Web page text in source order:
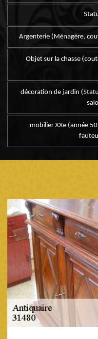
Argenterie (Ménagère,
Objet sur la chasse
décoration de jardin
mobilier XXe (année